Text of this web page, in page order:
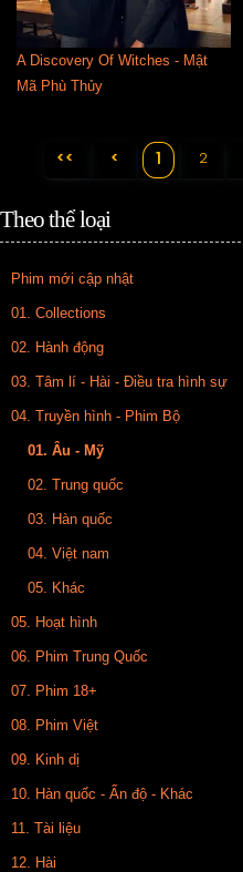
A Discovery Of Witches - Mật
Mã Phù Thủy
<< < 1 2
Theo thể loại
Phim mới cập nhật
01. Collections
02. Hành động
03. Tâm lí - Hài - Điều tra hình sự
04. Truyền hình - Phim Bộ
01. Âu - Mỹ
02. Trung quốc
03. Hàn quốc
04. Việt nam
05. Khác
05. Hoạt hình
06. Phim Trung Quốc
07. Phim 18+
08. Phim Việt
09. Kinh dị
10. Hàn quốc - Ấn độ - Khác
11. Tài liệu
12. Hài